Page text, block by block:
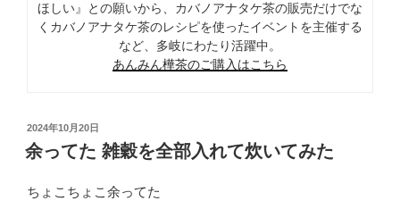
ほしい』との願いから、カバノアナタケ茶の販売だけでな
くカバノアナタケ茶のレシピを使ったイベントを主催する
など、多岐にわたり活躍中。
あんみん樺茶のご購入はこちら
投
稿
日:
2024年10月20日
余ってた 雑穀を全部入れて炊いてみた
ちょこちょこ余ってた